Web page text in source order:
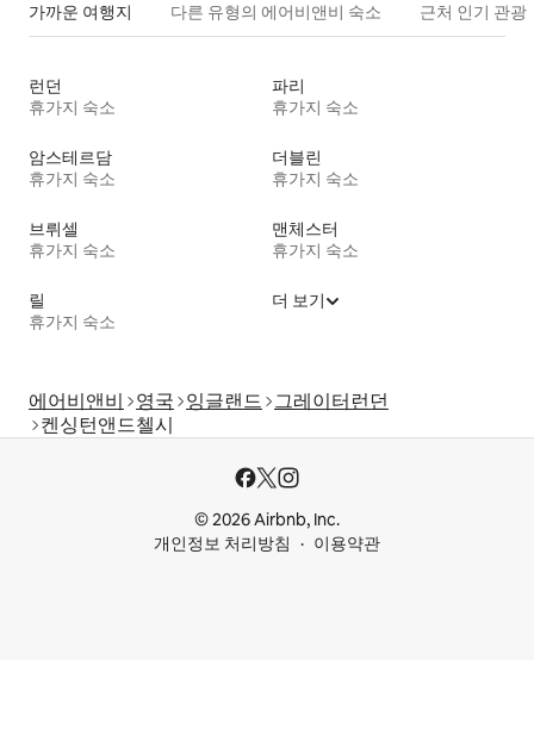
가까운 여행지 다른 유형의 에어비앤비 숙소 근처 인기 관광
런던
휴가지 숙소
파리
휴가지 숙소
암스테르담
휴가지 숙소
더블린
휴가지 숙소
브뤼셀
휴가지 숙소
맨체스터
휴가지 숙소
릴
휴가지 숙소
더 보기
에어비앤비 영국 잉글랜드 그레이터런던
켄싱턴앤드첼시
© 2026 Airbnb, Inc.
개인정보 처리방침
이용약관